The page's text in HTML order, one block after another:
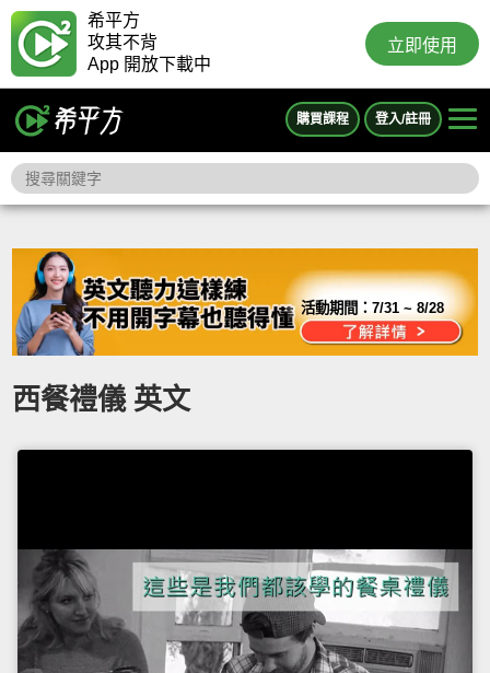
希平方
攻其不背
App 開放下載中
立即使用
購買課程 登入/註冊
活動期間：7/31 ~ 8/28
西餐禮儀 英文